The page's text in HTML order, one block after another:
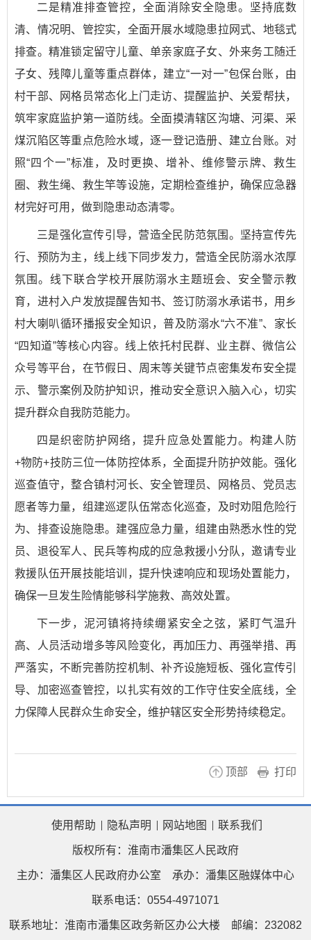
二是精准排查管控，全面消除安全隐患。坚持底数
清、情况明、管控实，全面开展水域隐患拉网式、地毯式
排查。精准锁定留守儿童、单亲家庭子女、外来务工随迁
子女、残障儿童等重点群体，建立“一对一”包保台账，由
村干部、网格员常态化上门走访、提醒监护、关爱帮扶，
筑牢家庭监护第一道防线。全面摸清辖区沟塘、河渠、采
煤沉陷区等重点危险水域，逐一登记造册、建立台账。对
照“四个一”标准，及时更换、增补、维修警示牌、救生
圈、救生绳、救生竿等设施，定期检查维护，确保应急器
材完好可用，做到隐患动态清零。
三是强化宣传引导，营造全民防范氛围。坚持宣传先
行、预防为主，线上线下同步发力，营造全民防溺水浓厚
氛围。线下联合学校开展防溺水主题班会、安全警示教
育，进村入户发放提醒告知书、签订防溺水承诺书，用乡
村大喇叭循环播报安全知识，普及防溺水“六不准”、家长
“四知道”等核心内容。线上依托村民群、业主群、微信公
众号等平台，在节假日、周末等关键节点密集发布安全提
示、警示案例及防护知识，推动安全意识入脑入心，切实
提升群众自我防范能力。
四是织密防护网络，提升应急处置能力。构建人防
+物防+技防三位一体防控体系，全面提升防护效能。强化
巡查值守，整合镇村河长、安全管理员、网格员、党员志
愿者等力量，组建巡逻队伍常态化巡查，及时劝阻危险行
为、排查设施隐患。建强应急力量，组建由熟悉水性的党
员、退役军人、民兵等构成的应急救援小分队，邀请专业
救援队伍开展技能培训，提升快速响应和现场处置能力，
确保一旦发生险情能够科学施救、高效处置。
下一步，泥河镇将持续绷紧安全之弦，紧盯气温升
高、人员活动增多等风险变化，再加压力、再强举措、再
严落实，不断完善防控机制、补齐设施短板、强化宣传引
导、加密巡查管控，以扎实有效的工作守住安全底线，全
力保障人民群众生命安全，维护辖区安全形势持续稳定。
顶部 打印
使用帮助 隐私声明 网站地图 联系我们
版权所有：淮南市潘集区人民政府
主办：潘集区人民政府办公室 承办：潘集区融媒体中心
联系电话：0554-4971071
联系地址：淮南市潘集区政务新区办公大楼 邮编：232082